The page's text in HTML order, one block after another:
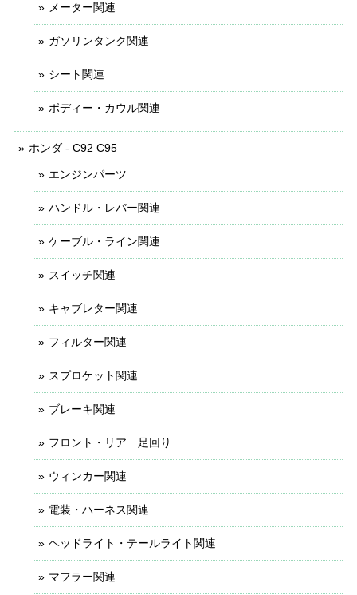
メーター関連
ガソリンタンク関連
シート関連
ボディー・カウル関連
ホンダ - C92 C95
エンジンパーツ
ハンドル・レバー関連
ケーブル・ライン関連
スイッチ関連
キャブレター関連
フィルター関連
スプロケット関連
ブレーキ関連
フロント・リア 足回り
ウィンカー関連
電装・ハーネス関連
ヘッドライト・テールライト関連
マフラー関連